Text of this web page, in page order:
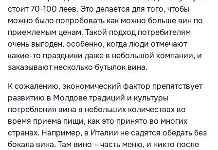
стоит 70-100 леев. Это делается для того, чтобы
можно было попробовать как можно больше вин по
приемлемым ценам. Такой подход потребителям
очень выгоден, особенно, когда люди отмечают
какие-то праздники даже в небольшой компании, и
заказывают несколько бутылок вина.
К сожалению, экономический фактор препятствует
развитию в Молдове традиций и культуры
потребления вина в небольших количествах во
время приема пищи, как это принято во многих
странах. Например, в Италии не садятся обедать без
бокала вина. Там вино – часть меню, и никто после